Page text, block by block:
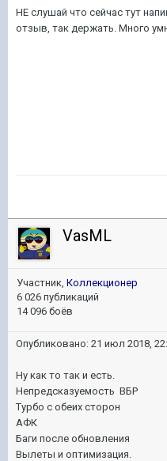
НЕ слушай что сейчас тут
отзыв, так держать. Много
VasML
Участник, Коллекционер
6 026 публикаций
14 096 боёв
Опубликовано: 21 июл 2018,
Ну как то так и есть.
Непредсказуемость ВБР
Турбо с обеих сторон
АФК
Баги после обновления
Вылеты и оптимизация.